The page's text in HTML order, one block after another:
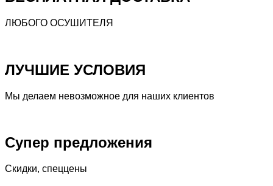
ЛЮБОГО ОСУШИТЕЛЯ
ЛУЧШИЕ УСЛОВИЯ
Мы делаем невозможное для наших клиентов
Супер предложения
Скидки, спеццены